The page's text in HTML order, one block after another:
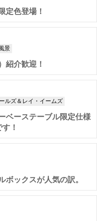
定色登場！
景
紹介歓迎！
ルズ＆レイ・イームズ
ベーステーブル限定仕様
！
ボックスが人気の訳。